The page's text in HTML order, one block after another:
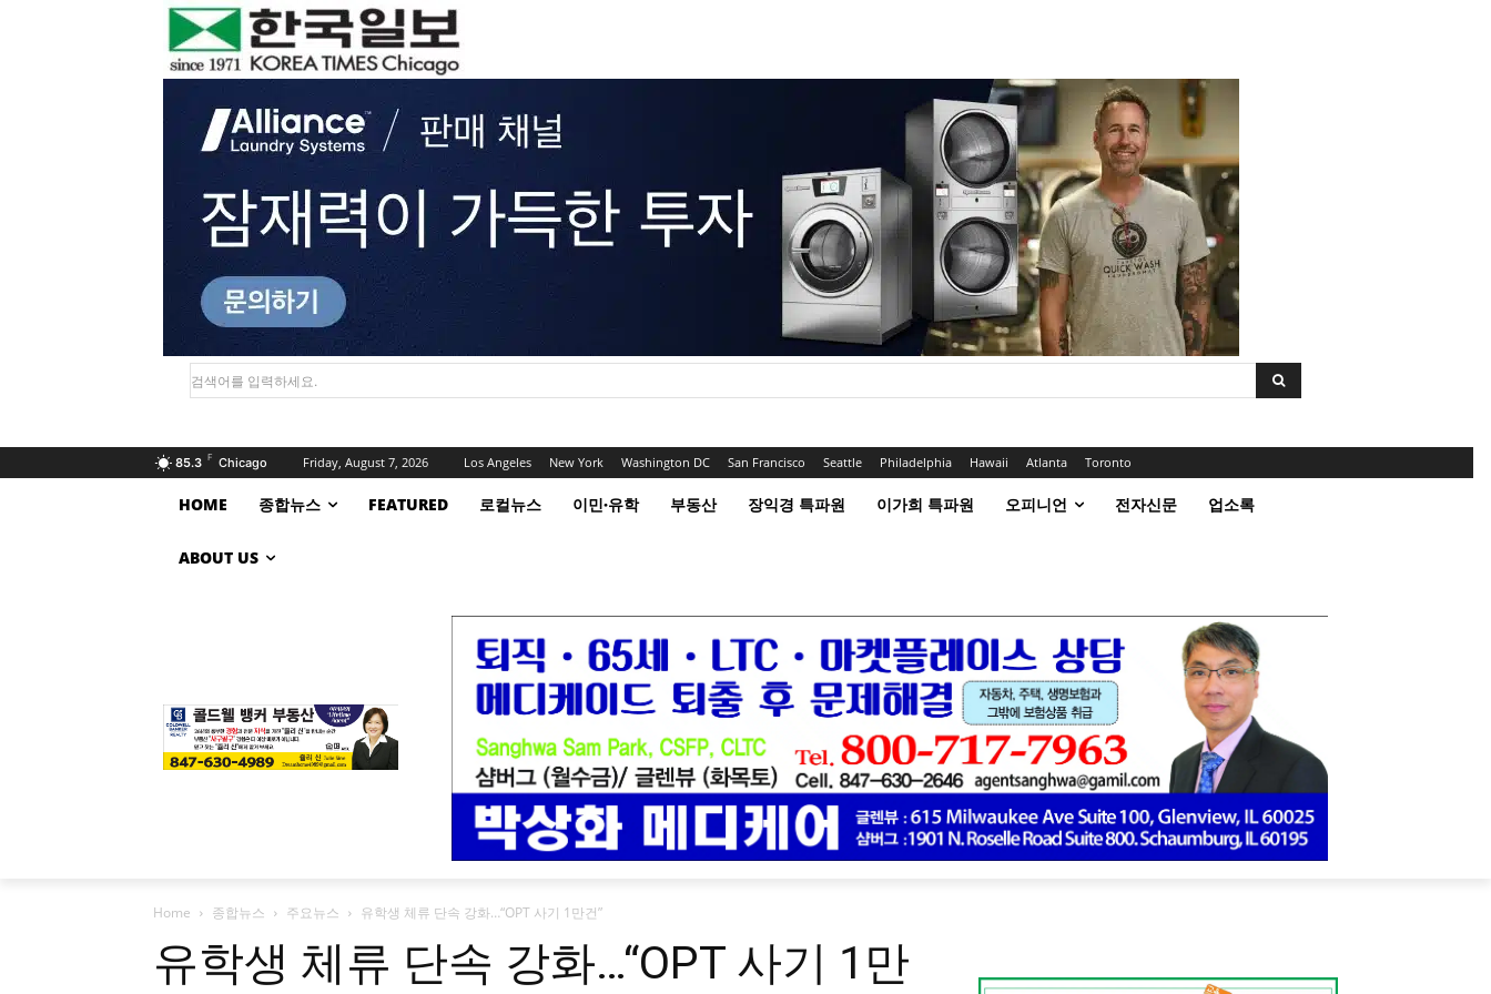
검색어를 입력하세요.
85.3 F Chicago Friday, August 7, 2026 Los Angeles New York Washington DC San Francisco Seattle Philadelphia Hawaii Atlanta Toronto
HOME 종합뉴스 FEATURED 로컬뉴스 이민·유학 부동산 장익경 특파원 이가희 특파원 오피니언 전자신문 업소록
ABOUT US
Home 종합뉴스 주요뉴스 유학생 체류 단속 강화…“OPT 사기 1만건”
유학생 체류 단속 강화…“OPT 사기 1만